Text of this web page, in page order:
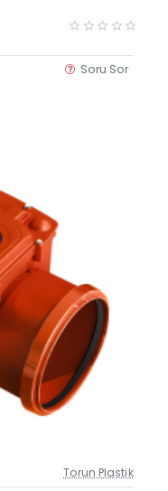
Soru Sor
Güncel Fiyat
Torun Plastik